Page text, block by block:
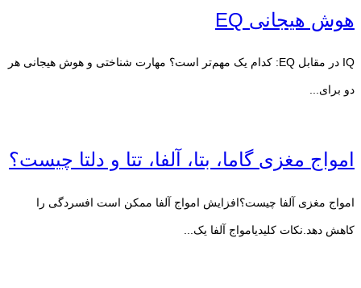
هوش هیجانی EQ
IQ در مقابل EQ: کدام یک مهم‌تر است؟ مهارت شناختی و هوش هیجانی هر
دو برای...
امواج مغزی گاما، بتا، آلفا، تتا و دلتا چیست؟
امواج مغزی آلفا چیست؟افزایش امواج آلفا ممکن است افسردگی را
کاهش دهد.نکات کلیدیامواج آلفا یک...